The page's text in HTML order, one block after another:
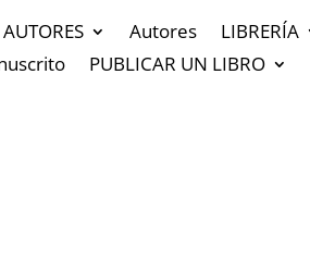
Autores LIBRERÍA
PUBLICAR UN LIBRO